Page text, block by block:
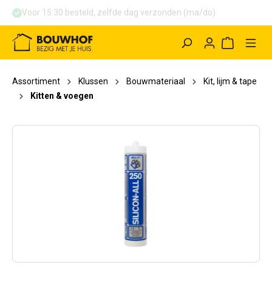
Voor 15:30 besteld, zelfde dag verzonden (ma/do)
Assortiment Klussen Bouwmateriaal
Kit, lijm & tape
Kitten & voegen